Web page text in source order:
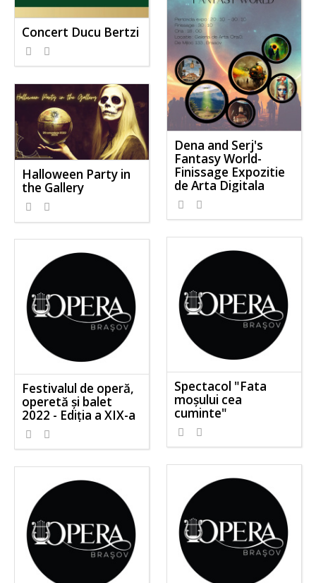
Concert Ducu Bertzi
Dena and Serj's
Fantasy World-
Finissage Expozitie
de Arta Digitala
Halloween Party in
the Gallery
Spectacol "Fata
moșului cea
cuminte"
Festivalul de operă,
operetă și balet
2022 - Ediția a XIX-a